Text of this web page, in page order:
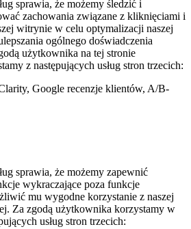
sprawia, że możemy śledzić i
zachowania związane z kliknięciami i
witrynie w celu optymalizacji naszej
ogólnego doświadczenia
użytkownika na tej stronie
z następujących usług stron trzecich:
Google recenzje klientów, A/B-
sprawia, że możemy zapewnić
wykraczające poza funkcje
mu wygodne korzystanie z naszej
Za zgodą użytkownika korzystamy w
usług stron trzecich: